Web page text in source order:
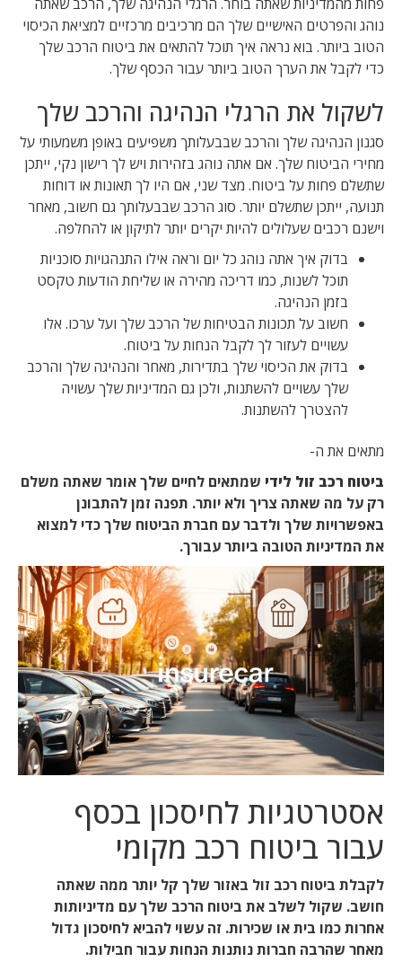
נוהג והפרטים האישיים שלך הם מרכיבים מרכזיים למציאת הכיסוי
הטוב ביותר. בוא נראה איך תוכל להתאים את ביטוח הרכב שלך
כדי לקבל את הערך הטוב ביותר עבור הכסף שלך.
לשקול את הרגלי הנהיגה והרכב שלך
סגנון הנהיגה שלך והרכב שבבעלותך משפיעים באופן משמעותי על
מחירי הביטוח שלך. אם אתה נוהג בזהירות ויש לך רישון נקי, ייתכן
שתשלם פחות על ביטוח. מצד שני, אם היו לך תאונות או דוחות
תנועה, ייתכן שתשלם יותר. סוג הרכב שבבעלותך גם חשוב, מאחר
וישנם רכבים שעלולים להיות יקרים יותר לתיקון או להחלפה.
בדוק איך אתה נוהג כל יום וראה אילו התנהגויות סוכניות
תוכל לשנות, כמו דריכה מהירה או שליחת הודעות טקסט
בזמן הנהיגה.
חשוב על תכונות הבטיחות של הרכב שלך ועל ערכו. אלו
עשויים לעזור לך לקבל הנחות על ביטוח.
בדוק את הכיסוי שלך בתדירות, מאחר והנהיגה שלך והרכב
שלך עשויים להשתנות, ולכן גם המדיניות שלך עשויה
להצטרך להשתנות.
מתאים את ה-
ביטוח רכב זול לידי שמתאים לחיים שלך אומר שאתה משלם
רק על מה שאתה צריך ולא יותר. תפנה זמן להתבונן
באפשרויות שלך ולדבר עם חברת הביטוח שלך כדי למצוא
את המדיניות הטובה ביותר עבורך.
אסטרטגיות לחיסכון בכסף
עבור ביטוח רכב מקומי
לקבלת ביטוח רכב זול באזור שלך קל יותר ממה שאתה
חושב. שקול לשלב את ביטוח הרכב שלך עם מדיניותות
אחרות כמו בית או שכירות. זה עשוי להביא לחיסכון גדול
מאחר שהרבה חברות נותנות הנחות עבור חבילות.